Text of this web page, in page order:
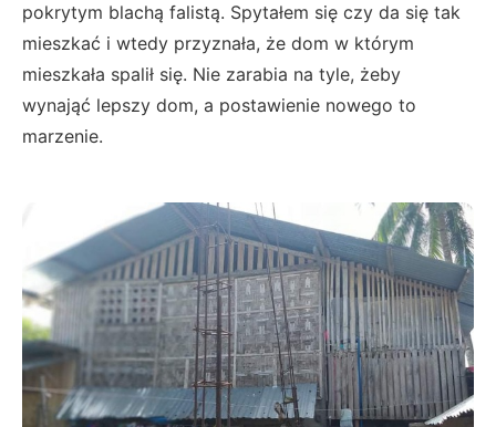
pokrytym blachą falistą. Spytałem się czy da się tak
mieszkać i wtedy przyznała, że dom w którym
mieszkała spalił się. Nie zarabia na tyle, żeby
wynająć lepszy dom, a postawienie nowego to
marzenie.